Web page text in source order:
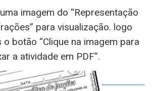
imagem do “Representação
para visualização. logo
botão “Clique na imagem para
a atividade em PDF”.